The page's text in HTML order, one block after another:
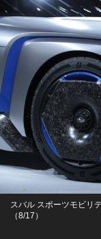
スバル スポーツモビリ
（8/17）